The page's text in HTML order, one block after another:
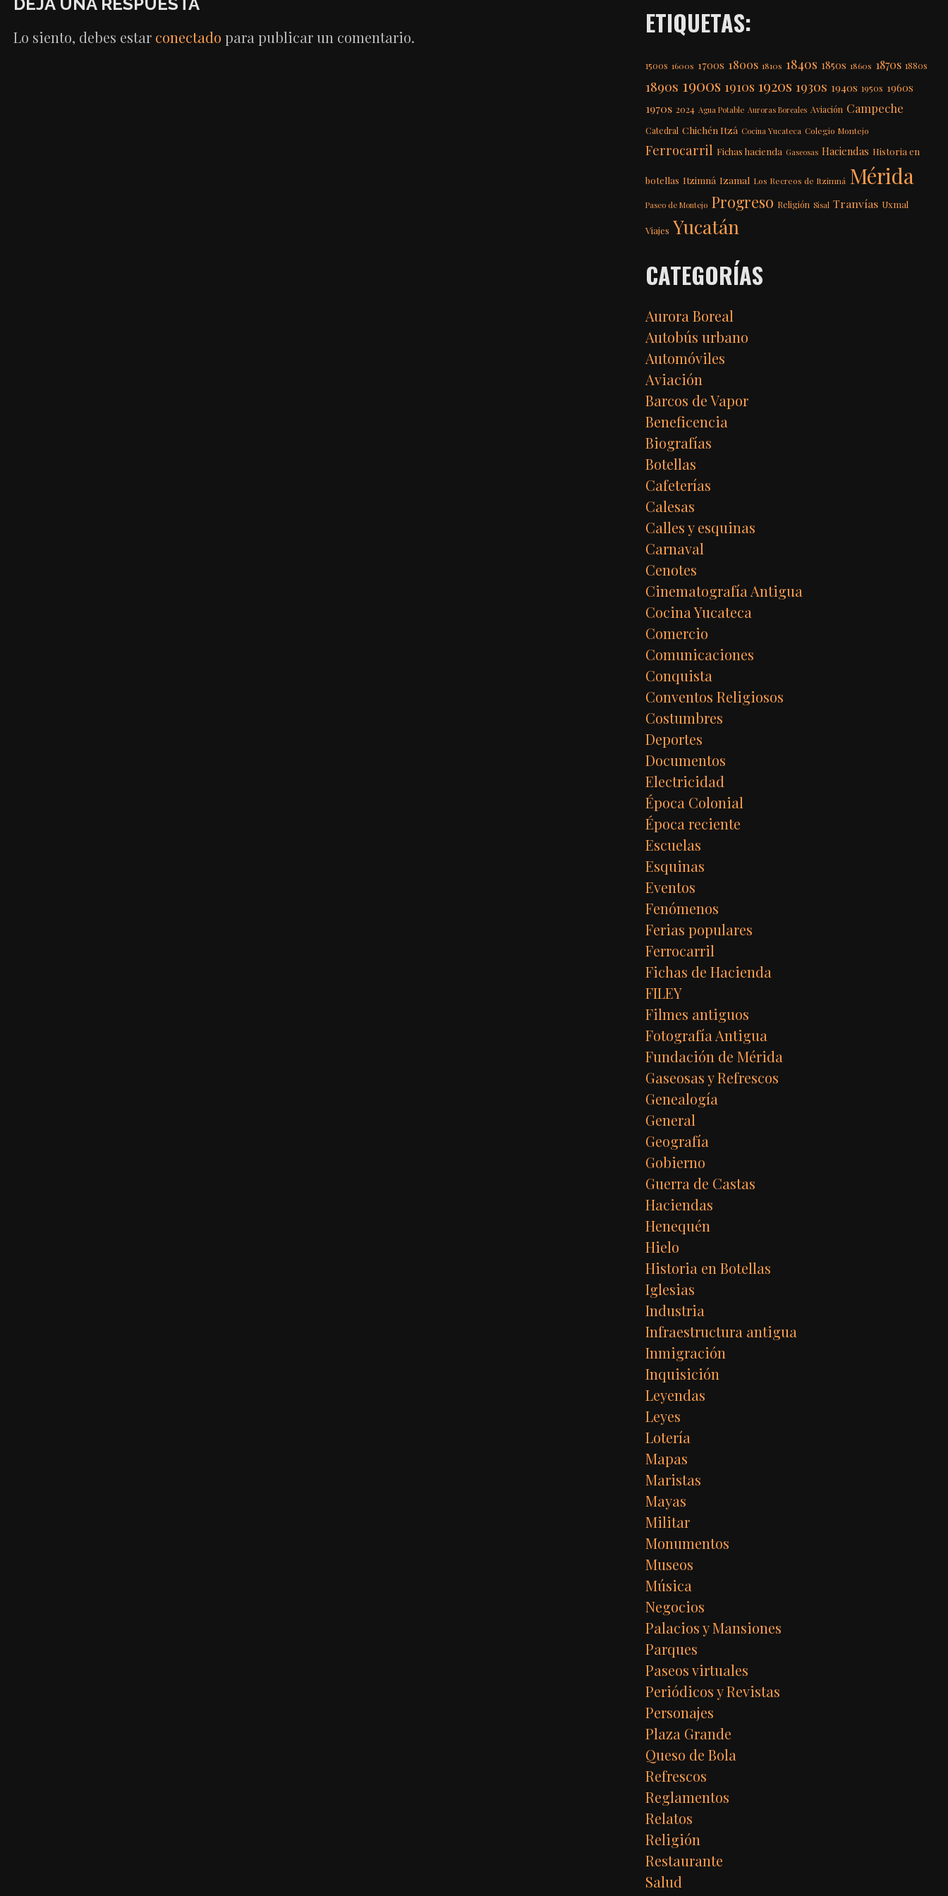
ENTRADAS
Lo siento, debes estar conectado para publicar un comentario. ETIQUETAS:
1500s 1600s 1700s 1800s 1810s 1840s 1850s 1860s 1870s 1880s
1890s 1900s 1910s 1920s 1930s 1940s 1950s 1960s
1970s 2024 Agua Potable Auroras Boreales Aviación Campeche
Catedral Chichén Itzá Cocina Yucateca Colegio Montejo
Ferrocarril Fichas hacienda Gaseosas Haciendas Historia en
botellas Itzimná Izamal Los Recreos de Itzimná Mérida
Paseo de Montejo Progreso Religión Sisal Tranvías Uxmal
Viajes Yucatán
CATEGORÍAS
Aurora Boreal
Autobús urbano
Automóviles
Aviación
Barcos de Vapor
Beneficencia
Biografías
Botellas
Cafeterías
Calesas
Calles y esquinas
Carnaval
Cenotes
Cinematografía Antigua
Cocina Yucateca
Comercio
Comunicaciones
Conquista
Conventos Religiosos
Costumbres
Deportes
Documentos
Electricidad
Época Colonial
Época reciente
Escuelas
Esquinas
Eventos
Fenómenos
Ferias populares
Ferrocarril
Fichas de Hacienda
FILEY
Filmes antiguos
Fotografía Antigua
Fundación de Mérida
Gaseosas y Refrescos
Genealogía
General
Geografía
Gobierno
Guerra de Castas
Haciendas
Henequén
Hielo
Historia en Botellas
Iglesias
Industria
Infraestructura antigua
Inmigración
Inquisición
Leyendas
Leyes
Lotería
Mapas
Maristas
Mayas
Militar
Monumentos
Museos
Música
Negocios
Palacios y Mansiones
Parques
Paseos virtuales
Periódicos y Revistas
Personajes
Plaza Grande
Queso de Bola
Refrescos
Reglamentos
Relatos
Religión
Restaurante
Salud